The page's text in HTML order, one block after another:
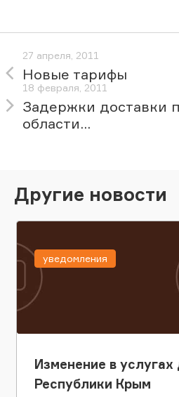
27 апреля, 2011
Новые тарифы
18 февраля, 2011
Задержки доставки
области...
Другие новости
Изменение в услугах
Республики Крым
уведомления